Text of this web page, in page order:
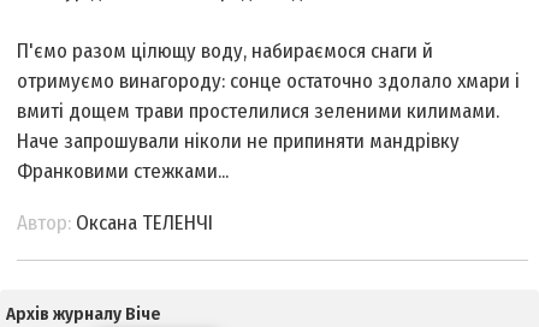
П'ємо разом цілющу воду, набираємося снаги й
отримуємо винагороду: сонце остаточно здолало хмари і
вмиті дощем трави простелилися зеленими килимами.
Наче запрошували ніколи не припиняти мандрівку
Франковими стежками...
Автор: Оксана ТЕЛЕНЧІ
Архів журналу Віче